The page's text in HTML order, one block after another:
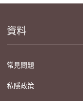
資料
常見問題
私隱政策